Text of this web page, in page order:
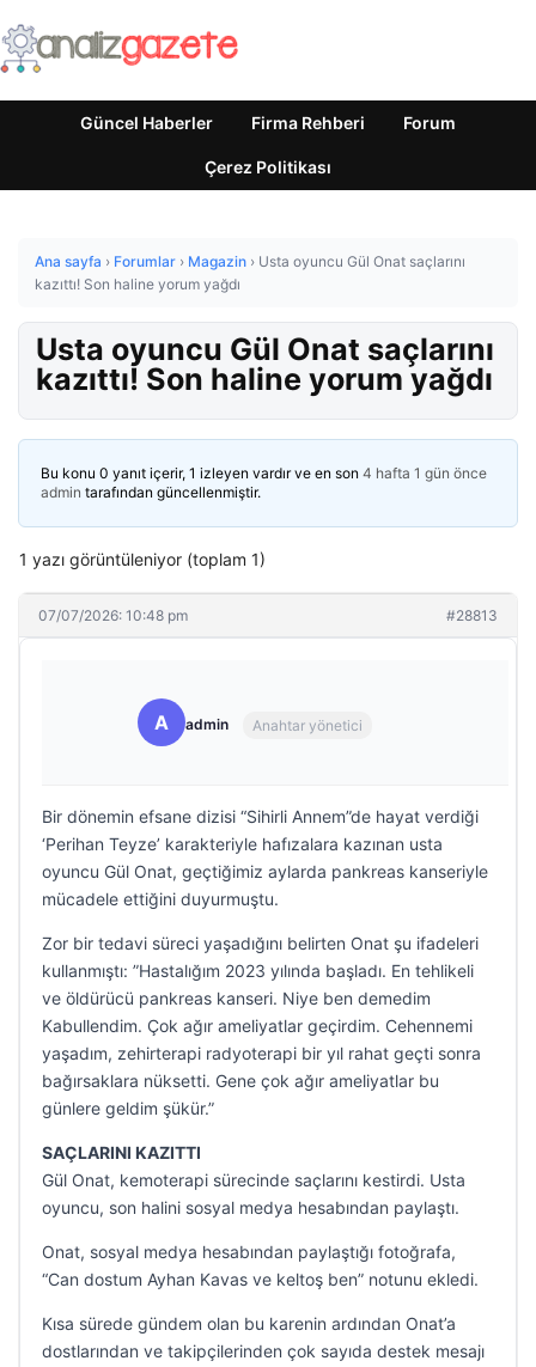
Güncel Haberler Firma Rehberi Forum
Çerez Politikası
Ana sayfa › Forumlar › Magazin › Usta oyuncu Gül Onat saçlarını
kazıttı! Son haline yorum yağdı
Usta oyuncu Gül Onat saçlarını
kazıttı! Son haline yorum yağdı
Bu konu 0 yanıt içerir, 1 izleyen vardır ve en son 4 hafta 1 gün önce
admin tarafından güncellenmiştir.
1 yazı görüntüleniyor (toplam 1)
07/07/2026: 10:48 pm #28813
A admin Anahtar yönetici
Bir dönemin efsane dizisi “Sihirli Annem”de hayat verdiği
‘Perihan Teyze’ karakteriyle hafızalara kazınan usta
oyuncu Gül Onat, geçtiğimiz aylarda pankreas kanseriyle
mücadele ettiğini duyurmuştu.
Zor bir tedavi süreci yaşadığını belirten Onat şu ifadeleri
kullanmıştı: ”Hastalığım 2023 yılında başladı. En tehlikeli
ve öldürücü pankreas kanseri. Niye ben demedim
Kabullendim. Çok ağır ameliyatlar geçirdim. Cehennemi
yaşadım, zehirterapi radyoterapi bir yıl rahat geçti sonra
bağırsaklara nüksetti. Gene çok ağır ameliyatlar bu
günlere geldim şükür.”
SAÇLARINI KAZITTI
Gül Onat, kemoterapi sürecinde saçlarını kestirdi. Usta
oyuncu, son halini sosyal medya hesabından paylaştı.
Onat, sosyal medya hesabından paylaştığı fotoğrafa,
“Can dostum Ayhan Kavas ve keltoş ben” notunu ekledi.
Kısa sürede gündem olan bu karenin ardından Onat’a
dostlarından ve takipçilerinden çok sayıda destek mesajı